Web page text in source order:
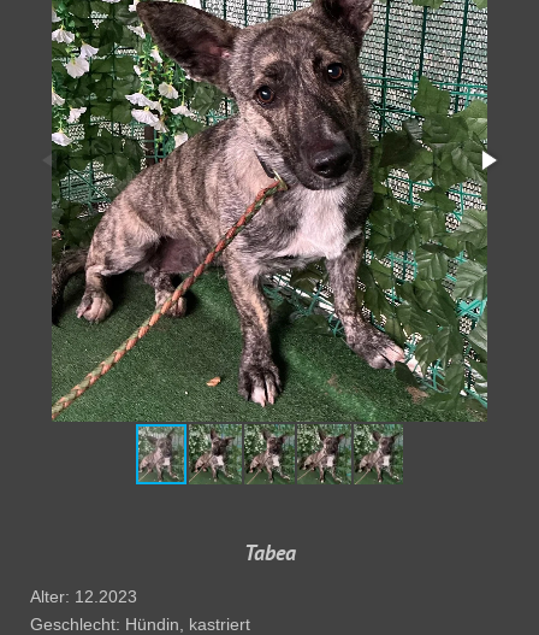
Tabea
Alter: 12.2023
Geschlecht: Hündin, kastriert